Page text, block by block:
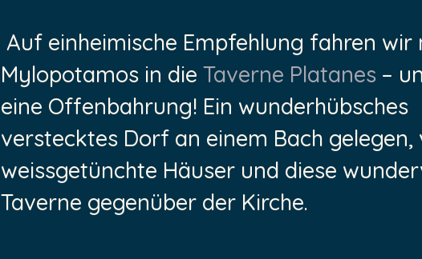
Auf einheimische Empfehlung fahren wir
Mylopotamos in die Taverne Platanes –
eine Offenbahrung! Ein wunderhübsches
verstecktes Dorf an einem Bach gelegen,
weissgetünchte Häuser und diese
Taverne gegenüber der Kirche.